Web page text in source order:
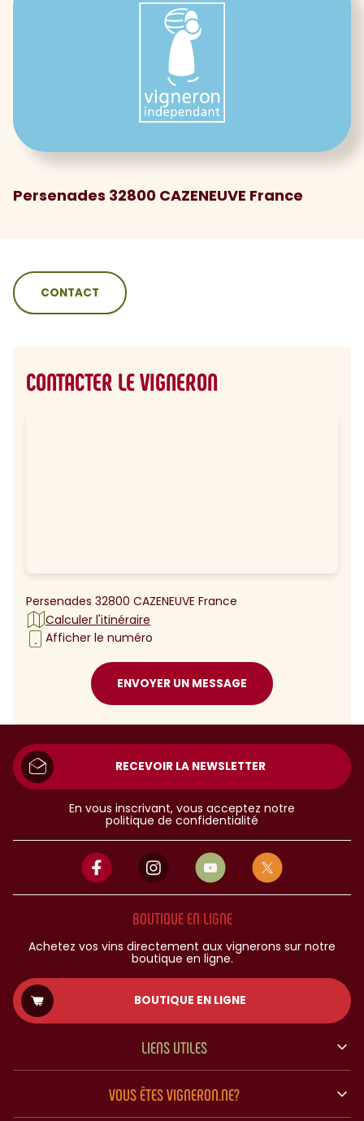
Persenades 32800 CAZENEUVE France
sommaire
CONTACT
CONTACTER LE VIGNERON
Persenades 32800 CAZENEUVE France
Calculer l'itinéraire
Afficher le numéro
ENVOYER UN MESSAGE
RECEVOIR LA NEWSLETTER
En vous inscrivant, vous acceptez notre
politique de confidentialité
BOUTIQUE EN LIGNE
Achetez vos vins directement aux vignerons sur notre
boutique en ligne.
BOUTIQUE EN LIGNE
LIENS UTILES
VOUS ÊTES VIGNERON.NE?